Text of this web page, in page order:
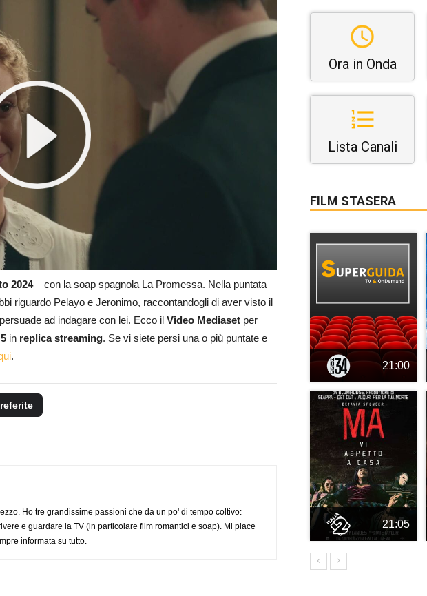
2024– con la soap spagnola La Promessa. Nella puntata
riguardo Pelayo e Jeronimo, raccontandogli di aver visto il
ad indagare con lei. Ecco il Video Mediaset per
in replica streaming. Se vi siete persi una o più puntate e
.
Ho tre grandissime passioni che da un po' di tempo coltivo:
e guardare la TV (in particolare film romantici e soap). Mi piace
informata su tutto.
Ora in Onda
Lista Canali
FILM STASERA
21:00
21:05